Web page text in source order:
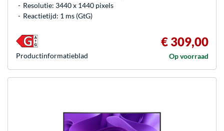
Resolutie: 3440 x 1440 pixels
Reactietijd: 1 ms (GtG)
€ 309,00
Op voorraad
Product­informatieblad